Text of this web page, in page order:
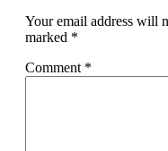
Your email address will
marked *
Comment *